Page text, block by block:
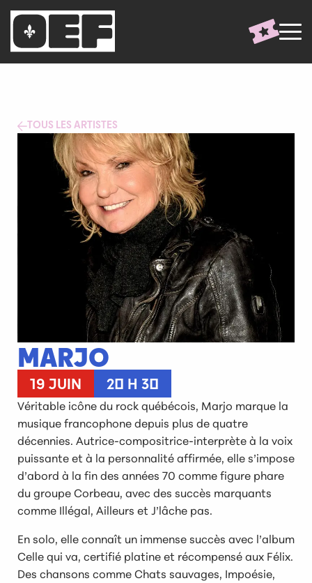
TOUS LES ARTISTES
MARJO
19 JUIN 20 H 30
Véritable icône du rock québécois, Marjo marque la
musique francophone depuis plus de quatre
décennies. Autrice-compositrice-interprète à la voix
puissante et à la personnalité affirmée, elle s’impose
d’abord à la fin des années 70 comme figure phare
du groupe Corbeau, avec des succès marquants
comme Illégal, Ailleurs et J’lâche pas.
En solo, elle connaît un immense succès avec l’album
Celle qui va, certifié platine et récompensé aux Félix.
Des chansons comme Chats sauvages, Impoésie,